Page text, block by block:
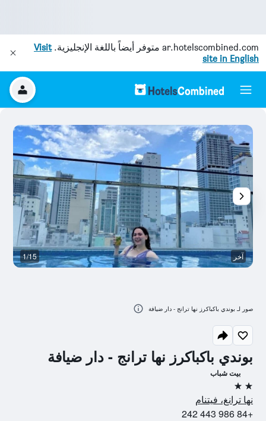
ar.hotelscombined.com متوفر أيضاً باللغة الإنجليزية.Visit
site in English
بوندي باكباكرز نها ترانج - دار ضيافة
بيت شباب
2 نجمتين
نها ترانغ، فيتنام
+84 986 443 242
آخر 1/15
صور لـ بوندي باكباكرز نها ترانج - دار ضيافة